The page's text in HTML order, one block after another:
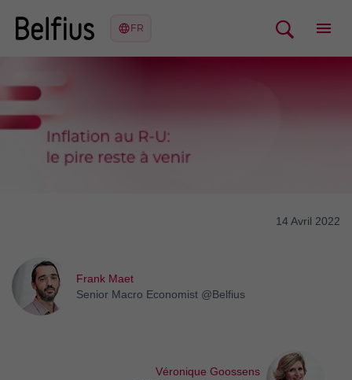
14 Avril 2022
Frank Maet
Senior Macro Economist @Belfius
Véronique Goossens